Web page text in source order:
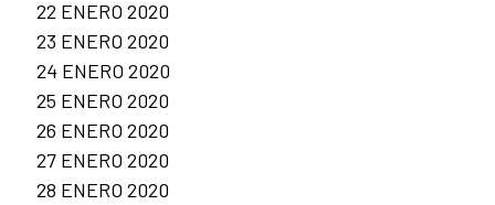
22 ENERO 2020
23 ENERO 2020
24 ENERO 2020
25 ENERO 2020
26 ENERO 2020
27 ENERO 2020
28 ENERO 2020